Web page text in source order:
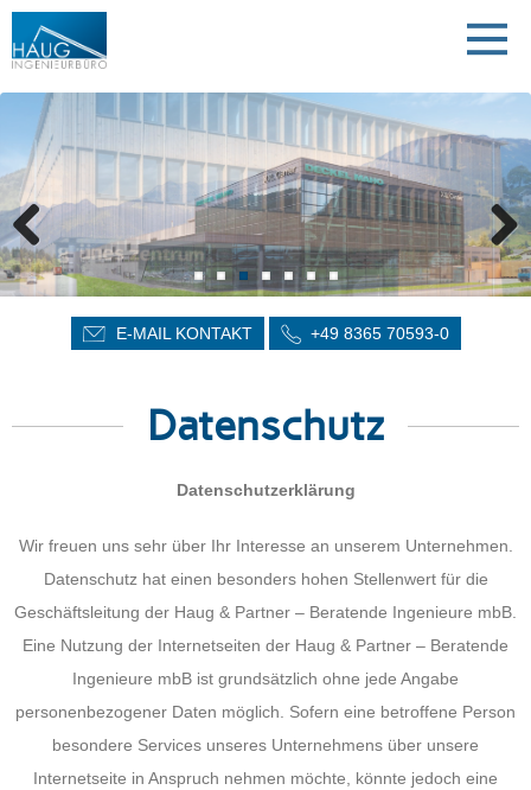
direkt zur Navigation
direkt zum Inhalt
E-MAIL KONTAKT +49 8365 70593-0
Datenschutz
Datenschutzerklärung
Wir freuen uns sehr über Ihr Interesse an unserem Unternehmen.
Datenschutz hat einen besonders hohen Stellenwert für die
Geschäftsleitung der Haug & Partner – Beratende Ingenieure mbB.
Eine Nutzung der Internetseiten der Haug & Partner – Beratende
Ingenieure mbB ist grundsätzlich ohne jede Angabe
personenbezogener Daten möglich. Sofern eine betroffene Person
besondere Services unseres Unternehmens über unsere
Internetseite in Anspruch nehmen möchte, könnte jedoch eine